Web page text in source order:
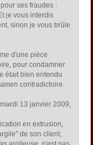
ses fraudes :
je vous interdis
sinon je vous brûle
d'une pièce
pour condamner
était bien entendu
contradictoire.
13 janvier 2009,
en extrusion,
de son client,